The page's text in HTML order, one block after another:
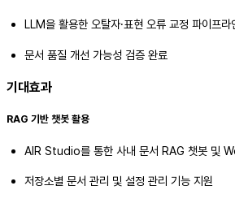
LLM을 활용한 오탈자·표현 오류 교정 파이프라
문서 품질 개선 가능성 검증 완료
기대효과
RAG 기반 챗봇 활용
AIR Studio를 통한 사내 문서 RAG 챗봇 및
저장소별 문서 관리 및 설정 관리 기능 지원